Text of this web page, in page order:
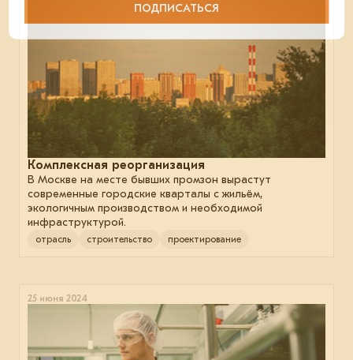
Комплексная реорганизация
В Москве на месте бывших промзон вырастут
современные городские кварталы с жильём,
экологичным производством и необходимой
инфраструктурой.
отрасль строительство проектирование
25 июня 2024
ПОДПИСАТЬСЯ